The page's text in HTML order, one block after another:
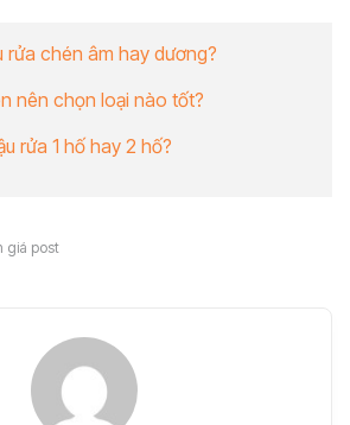
rửa chén âm hay dương?
nên chọn loại nào tốt?
rửa 1 hố hay 2 hố?
giá post